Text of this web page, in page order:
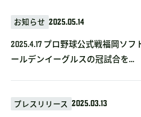
お知らせ 2025.05.14
2025.4.17 プロ野球公式戦福岡ソ
ールデンイーグルスの冠試合を...
プレスリリース 2025.03.13